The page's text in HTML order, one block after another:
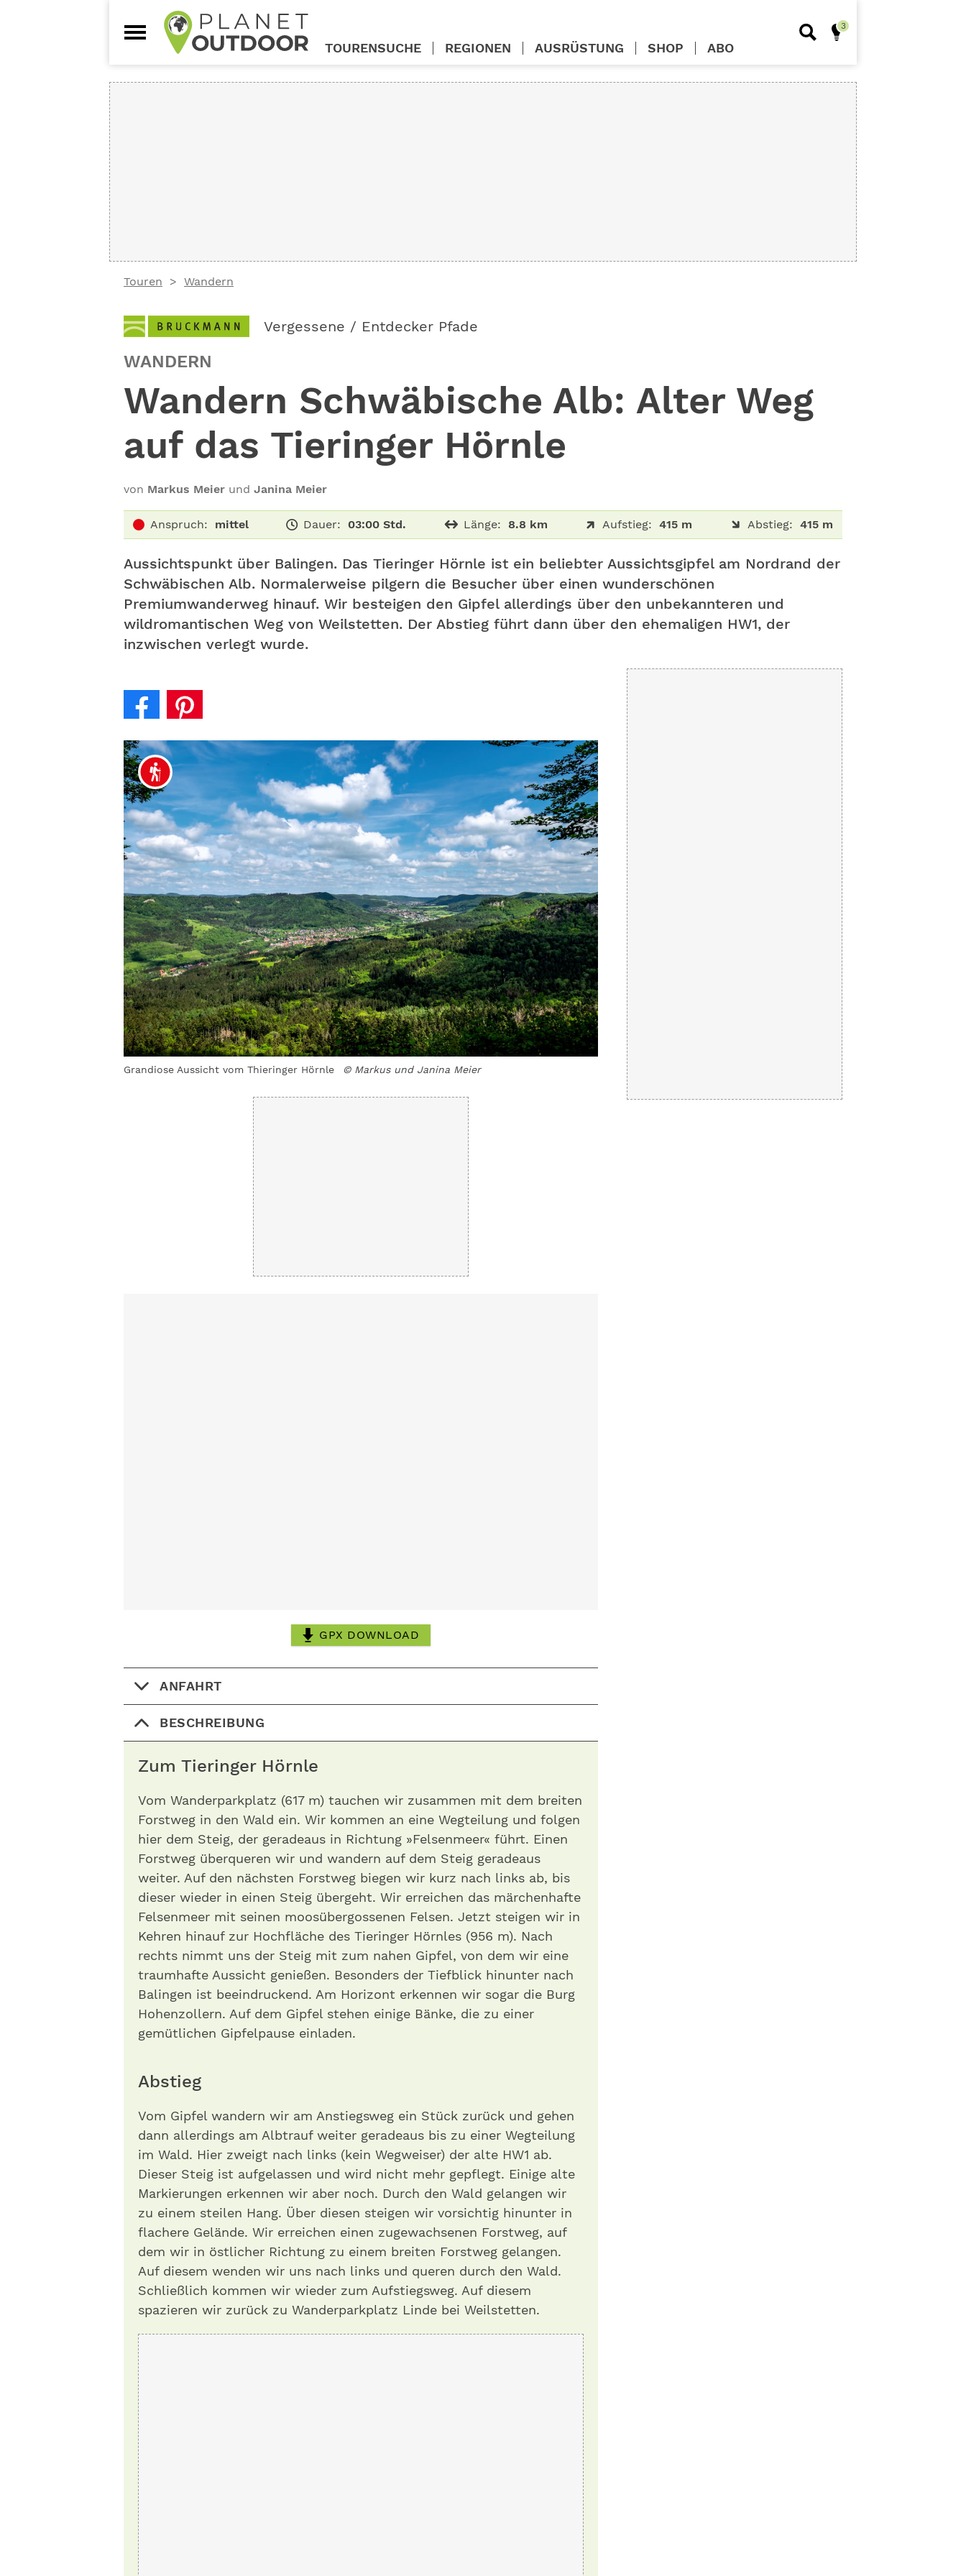
Touren Wandern
Vergessene / Entdecker Pfade
WANDERN
Wandern Schwäbische Alb: Alter Weg
auf das Tieringer Hörnle
von Markus Meier und Janina Meier
Anspruch: mittel Dauer: 03:00 Std. Länge: 8.8 km Aufstieg: 415 m Abstieg: 415 m
Aussichtspunkt über Balingen. Das Tieringer Hörnle ist ein beliebter Aussichtsgipfel am Nordrand der
Schwäbischen Alb. Normalerweise pilgern die Besucher über einen wunderschönen
Premiumwanderweg hinauf. Wir besteigen den Gipfel allerdings über den unbekannteren und
wildromantischen Weg von Weilstetten. Der Abstieg führt dann über den ehemaligen HW1, der
inzwischen verlegt wurde.
Grandiose Aussicht vom Thieringer Hörnle © Markus und Janina Meier
GPX DOWNLOAD
ANFAHRT
BESCHREIBUNG
Zum Tieringer Hörnle
Vom Wanderparkplatz (617 m ) tauchen wir zusammen mit dem breiten
Forstweg in den Wald ein. Wir kommen an eine Wegteilung und folgen
hier dem Steig, der geradeaus in Richtung »Felsenmeer« führt. Einen
Forstweg überqueren wir und wandern auf dem Steig geradeaus
weiter. Auf den nächsten Forstweg biegen wir kurz nach links ab, bis
dieser wieder in einen Steig übergeht. Wir erreichen das märchenhafte
Felsenmeer mit seinen moosübergossenen Felsen. Jetzt steigen wir in
Kehren hinauf zur Hochfläche des Tieringer Hörnles (956 m). Nach
rechts nimmt uns der Steig mit zum nahen Gipfel, von dem wir eine
traumhafte Aussicht genießen. Besonders der Tiefblick hinunter nach
Balingen ist beeindruckend. Am Horizont erkennen wir sogar die Burg
Hohenzollern. A uf dem Gipfel stehen einige Bänke, die zu einer
gemütlichen Gipfelpause einladen.
Abstieg
Vom Gipfel wandern wir am Anstiegsweg ein Stück zurück und gehen
dann allerdings am Albtrauf weiter geradeaus bis zu einer Wegteilung
im Wald. Hier zweigt nach links (kein Wegweiser) der alte HW1 ab.
Dieser Steig ist aufgelassen und wird nicht mehr gepflegt. Einige alte
Markierungen erkennen wir aber noch. Durch den Wald gelangen wir
zu einem steilen Hang. Über diesen steigen wir vorsichtig hinunter in
flachere Gelände. Wir erreichen einen zugewachsenen Forstweg, auf
dem wir in östlicher Richtung zu einem breiten Forstweg gelangen.
Auf diesem wenden wir uns nach links und queren durch den Wald.
Schließlich kommen wir wieder zum Aufstiegsweg. Auf diesem
spazieren wir zurück zu Wanderparkplatz Linde bei Weilstetten.
TOURENSUCHE REGIONEN AUSRÜSTUNG SHOP ABO